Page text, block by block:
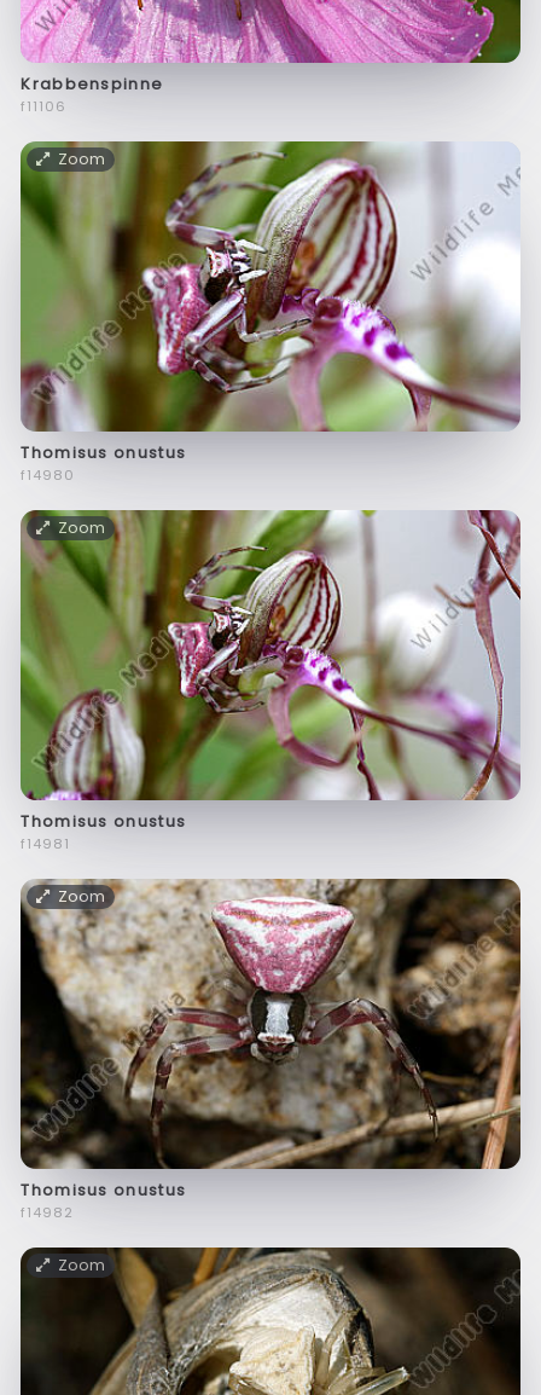
Krabbenspinne
f11106
Zoom
Thomisus onustus
f14980
Zoom
Thomisus onustus
f14981
Zoom
Thomisus onustus
f14982
Zoom